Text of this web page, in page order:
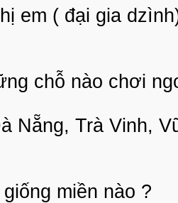
em ( đại gia
chỗ nào chơi
Nẵng, Trà Vinh,
miền nào ?